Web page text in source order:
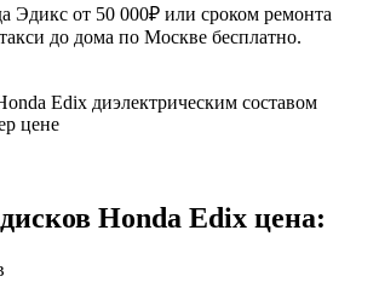
Эдикс от 50 000₽ или сроком ремонта
до дома по Москве бесплатно.
Edix диэлектрическим составом
цене
Honda Edix цена: